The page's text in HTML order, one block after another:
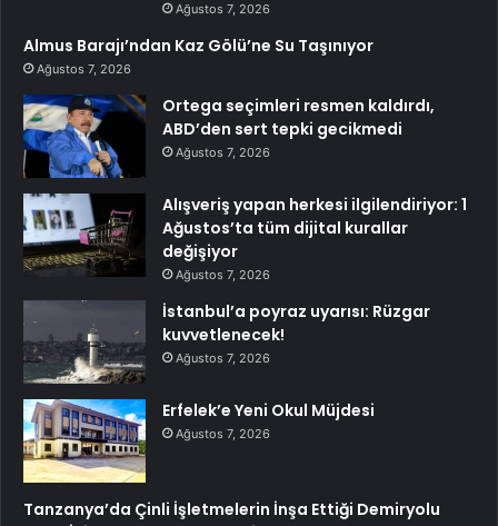
Ağustos 7, 2026
Almus Barajı’ndan Kaz Gölü’ne Su Taşınıyor
Ağustos 7, 2026
Ortega seçimleri resmen kaldırdı,
ABD’den sert tepki gecikmedi
Ağustos 7, 2026
Alışveriş yapan herkesi ilgilendiriyor: 1
Ağustos’ta tüm dijital kurallar
değişiyor
Ağustos 7, 2026
İstanbul’a poyraz uyarısı: Rüzgar
kuvvetlenecek!
Ağustos 7, 2026
Erfelek’e Yeni Okul Müjdesi
Ağustos 7, 2026
Tanzanya’da Çinli İşletmelerin İnşa Ettiği Demiryolu